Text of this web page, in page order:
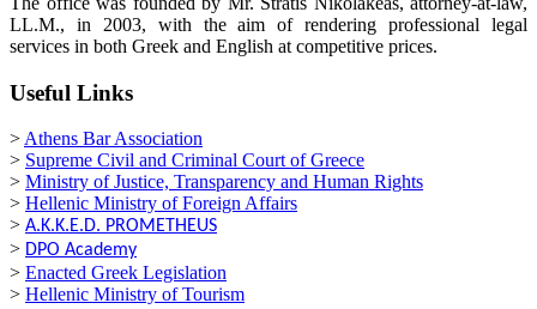
LL.M., in 2003, with the aim of rendering professional legal
services in both Greek and English at competitive prices.
Useful Links
>Athens Bar Association
> Supreme Civil and Criminal Court of Greece
> Ministry of Justice, Transparency and Human Rights
> Hellenic Ministry of Foreign Affairs
> A.K.K.E.D. PROMETHEUS
> DPO Academy
> Enacted Greek Legislation
> Hellenic Ministry of Tourism